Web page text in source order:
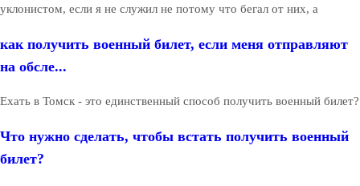
уклонистом, если я не служил не потому что бегал от них, а
как получить военный билет, если меня отправляют
на обсле...
Ехать в Томск - это единственный способ получить военный билет?
Что нужно сделать, чтобы встать получить военный
билет?